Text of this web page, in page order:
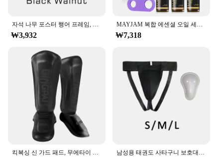
자석 나무 포스터 행어 프레임, 벽 아트 캔버스 인쇄 페인팅, 티크 소나무 목재, 거실 홈 데코, 5 가지 색상 사진, 1PC
₩3,932
MAYJAM 복합 에센셜 오일 세트, 쉬운 수면 스트레스 해소, 모기 구충제 아로마 향기 오일 롤, 병 위에 3 개
₩7,318
킥복싱 신 가드 패드, 무에타이 무술 산다 우슈 다리 보호대, 태권도 발목 가드 남성용 태권도 사타구니 보호대 훈련 장비, 무에타이 무술 산다 킥복싱 운동용 휴대용 가랑이 보호